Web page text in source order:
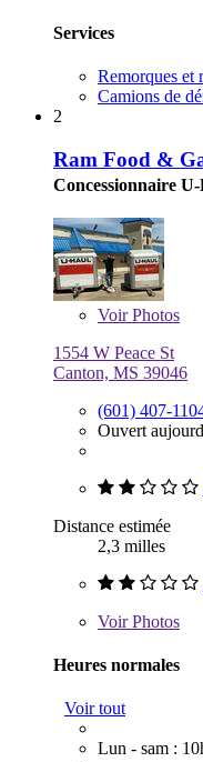
Services
Remorques et
Camions de
2
Ram Food &
Concessionnaire
VoirPhotos
1554 W Peace St
Canton, MS 39046
(601) 407-
Ouvert
Distance estimée
2,3 milles
VoirPhotos
Heures normales
Voir tout
Lun - sam :